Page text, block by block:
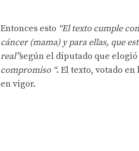
Entonces esto “El texto cumple
cáncer (mama) y para ellas, que
real”según el diputado que
compromiso “. El texto, votado
en vigor.